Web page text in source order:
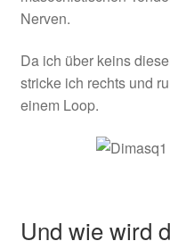
Nerven.
Da ich über keins
stricke ich rechts und
einem Loop.
Und wie wird